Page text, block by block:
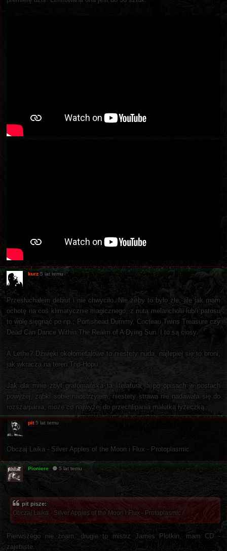
kurz 5 lat temu
Przesłuchałem debiut i nie chwyciło. Nie żeby to było złe, ale jak mam
ochotę na coś klimatycznie magicznego, z nutą melancholii lub/i patosu
to wolę sięgnąć po np.; Portishead Dummy, Cocteau Twins Treasure czy
Dead Can Dance Within The Realm of A Dying Sun. I to są ciosy.
A Lethe? Dźwięki okołometalowe to niestety nuda, najlepiej się to broni,
jak wkracza na teren Trip-Hopu.
Jak dla mnie zbyt grafomańska ta literatura, a po opisach w postach
powyżej, ząbki sobie naostrzylem, niestety strawa nie nadawała się do
rozszarpania, może co najwyżej do przechlipania malutką łyżeczką.
pit 5 lat temu
Obczaj Laika - Silver Apples of the Moon i Flux - Protoplasmic.
Pioniere 5 lat temu
pit pisze:
Obczaj Laika - Silver Apples of the Moon i Flux - Protoplasmic.
Pierwszego nie znam, drugie to mistrz James Plotkin, mam CD -
zajebiste.